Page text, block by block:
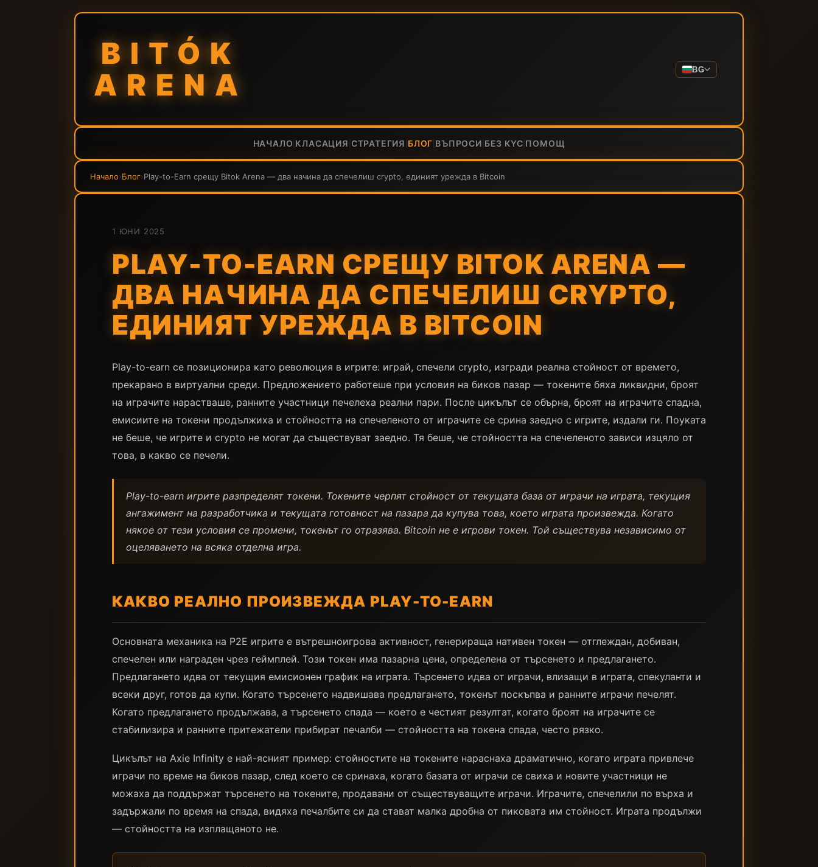
BITÓK
ARENA
BG
НАЧАЛО КЛАСАЦИЯ СТРАТЕГИЯ БЛОГ ВЪПРОСИ БЕЗ KYC ПОМОЩ
Начало›Блог›Play-to-Earn срещу Bitok Arena — два начина да спечелиш crypto, единият урежда в Bitcoin
1 ЮНИ 2025
PLAY-TO-EARN СРЕЩУ BITOK ARENA —
ДВА НАЧИНА ДА СПЕЧЕЛИШ CRYPTO,
ЕДИНИЯТ УРЕЖДА В BITCOIN
Play-to-earn се позиционира като революция в игрите: играй, спечели crypto, изгради реална стойност от времето,
прекарано в виртуални среди. Предложението работеше при условия на биков пазар — токените бяха ликвидни, броят
на играчите нарастваше, ранните участници печелеха реални пари. После цикълът се обърна, броят на играчите спадна,
емисиите на токени продължиха и стойността на спечеленото от играчите се срина заедно с игрите, издали ги. Поуката
не беше, че игрите и crypto не могат да съществуват заедно. Тя беше, че стойността на спечеленото зависи изцяло от
това, в какво се печели.
Play-to-earn игрите разпределят токени. Токените черпят стойност от текущата база от играчи на играта, текущия
ангажимент на разработчика и текущата готовност на пазара да купува това, което играта произвежда. Когато
някое от тези условия се промени, токенът го отразява. Bitcoin не е игрови токен. Той съществува независимо от
оцеляването на всяка отделна игра.
КАКВО РЕАЛНО ПРОИЗВЕЖДА PLAY-TO-EARN
Основната механика на P2E игрите е вътрешноигрова активност, генерираща нативен токен — отглеждан, добиван,
спечелен или награден чрез геймплей. Този токен има пазарна цена, определена от търсенето и предлагането.
Предлагането идва от текущия емисионен график на играта. Търсенето идва от играчи, влизащи в играта, спекуланти и
всеки друг, готов да купи. Когато търсенето надвишава предлагането, токенът поскъпва и ранните играчи печелят.
Когато предлагането продължава, а търсенето спада — което е честият резултат, когато броят на играчите се
стабилизира и ранните притежатели прибират печалби — стойността на токена спада, често рязко.
Цикълът на Axie Infinity е най-ясният пример: стойностите на токените нараснаха драматично, когато играта привлече
играчи по време на биков пазар, след което се сринаха, когато базата от играчи се свиха и новите участници не
можаха да поддържат търсенето на токените, продавани от съществуващите играчи. Играчите, спечелили по върха и
задържали по время на спада, видяха печалбите си да стават малка дробна от пиковата им стойност. Играта продължи
— стойността на изплащаното не.